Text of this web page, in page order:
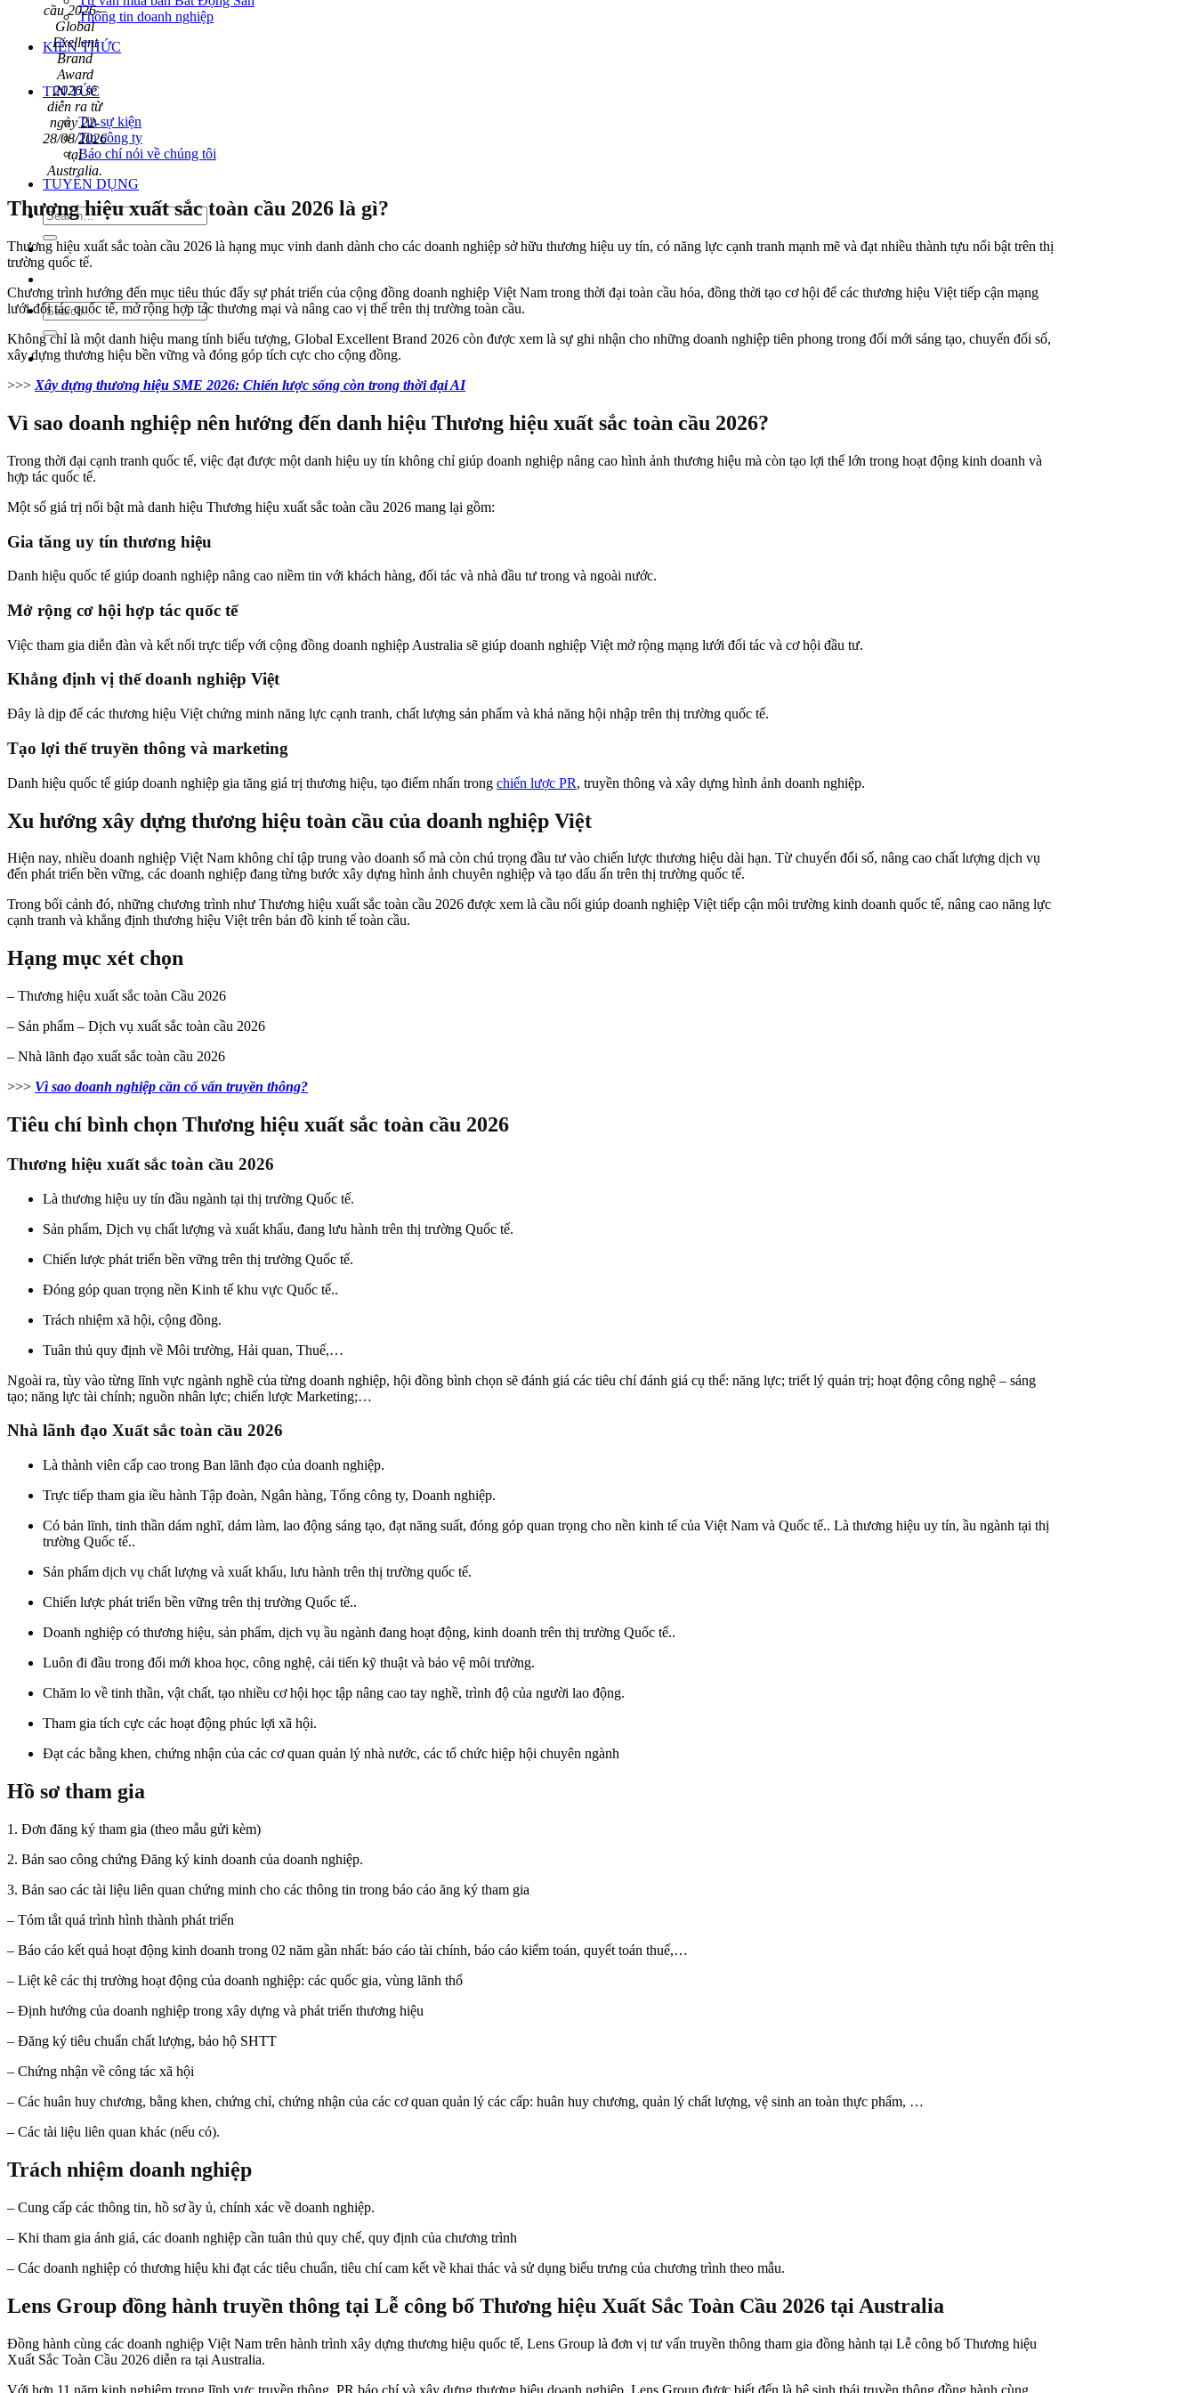
Thông tin doanh nghiệp
KIẾN THỨC
TIN TỨC
Tin sự kiện
Tin công ty
Báo chí nói về chúng tôi
TUYỂN DỤNG
cầu 2026 –
Global
Exellent
Brand
Award
2026 sẽ
diễn ra từ
ngày 22-
28/08/2026
tại
Australia.
Thương hiệu xuất sắc toàn cầu 2026 là gì?
Thương hiệu xuất sắc toàn cầu 2026 là hạng mục vinh danh dành cho các doanh nghiệp sở hữu thương hiệu uy tín, có năng lực cạnh tranh mạnh mẽ và đạt nhiều thành tựu nổi bật trên thị
trường quốc tế.
Chương trình hướng đến mục tiêu thúc đẩy sự phát triển của cộng đồng doanh nghiệp Việt Nam trong thời đại toàn cầu hóa, đồng thời tạo cơ hội để các thương hiệu Việt tiếp cận mạng
lưới đối tác quốc tế, mở rộng hợp tác thương mại và nâng cao vị thế trên thị trường toàn cầu.
Không chỉ là một danh hiệu mang tính biểu tượng, Global Excellent Brand 2026 còn được xem là sự ghi nhận cho những doanh nghiệp tiên phong trong đổi mới sáng tạo, chuyển đổi số,
xây dựng thương hiệu bền vững và đóng góp tích cực cho cộng đồng.
>>> Xây dựng thương hiệu SME 2026: Chiến lược sống còn trong thời đại AI
Vì sao doanh nghiệp nên hướng đến danh hiệu Thương hiệu xuất sắc toàn cầu 2026?
Trong thời đại cạnh tranh quốc tế, việc đạt được một danh hiệu uy tín không chỉ giúp doanh nghiệp nâng cao hình ảnh thương hiệu mà còn tạo lợi thế lớn trong hoạt động kinh doanh và
hợp tác quốc tế.
Một số giá trị nổi bật mà danh hiệu Thương hiệu xuất sắc toàn cầu 2026 mang lại gồm:
Gia tăng uy tín thương hiệu
Danh hiệu quốc tế giúp doanh nghiệp nâng cao niềm tin với khách hàng, đối tác và nhà đầu tư trong và ngoài nước.
Mở rộng cơ hội hợp tác quốc tế
Việc tham gia diễn đàn và kết nối trực tiếp với cộng đồng doanh nghiệp Australia sẽ giúp doanh nghiệp Việt mở rộng mạng lưới đối tác và cơ hội đầu tư.
Khẳng định vị thế doanh nghiệp Việt
Đây là dịp để các thương hiệu Việt chứng minh năng lực cạnh tranh, chất lượng sản phẩm và khả năng hội nhập trên thị trường quốc tế.
Tạo lợi thế truyền thông và marketing
Danh hiệu quốc tế giúp doanh nghiệp gia tăng giá trị thương hiệu, tạo điểm nhấn trong chiến lược PR, truyền thông và xây dựng hình ảnh doanh nghiệp.
Xu hướng xây dựng thương hiệu toàn cầu của doanh nghiệp Việt
Hiện nay, nhiều doanh nghiệp Việt Nam không chỉ tập trung vào doanh số mà còn chú trọng đầu tư vào chiến lược thương hiệu dài hạn. Từ chuyển đổi số, nâng cao chất lượng dịch vụ
đến phát triển bền vững, các doanh nghiệp đang từng bước xây dựng hình ảnh chuyên nghiệp và tạo dấu ấn trên thị trường quốc tế.
Trong bối cảnh đó, những chương trình như Thương hiệu xuất sắc toàn cầu 2026 được xem là cầu nối giúp doanh nghiệp Việt tiếp cận môi trường kinh doanh quốc tế, nâng cao năng lực
cạnh tranh và khẳng định thương hiệu Việt trên bản đồ kinh tế toàn cầu.
Hạng mục xét chọn
– Thương hiệu xuất sắc toàn Cầu 2026
– Sản phẩm – Dịch vụ xuất sắc toàn cầu 2026
– Nhà lãnh đạo xuất sắc toàn cầu 2026
>>> Vì sao doanh nghiệp cần cố vấn truyền thông?
Tiêu chí bình chọn Thương hiệu xuất sắc toàn cầu 2026
Thương hiệu xuất sắc toàn cầu 2026
Là thương hiệu uy tín đầu ngành tại thị trường Quốc tế.
Sản phẩm, Dịch vụ chất lượng và xuất khẩu, đang lưu hành trên thị trường Quốc tế.
Chiến lược phát triển bền vững trên thị trường Quốc tế.
Đóng góp quan trọng nền Kinh tế khu vực Quốc tế..
Trách nhiệm xã hội, cộng đồng.
Tuân thủ quy định về Môi trường, Hải quan, Thuế,…
Ngoài ra, tùy vào từng lĩnh vực ngành nghề của từng doanh nghiệp, hội đồng bình chọn sẽ đánh giá các tiêu chí đánh giá cụ thể: năng lực; triết lý quản trị; hoạt động công nghệ – sáng
tạo; năng lực tài chính; nguồn nhân lực; chiến lược Marketing;…
Nhà lãnh đạo Xuất sắc toàn cầu 2026
Là thành viên cấp cao trong Ban lãnh đạo của doanh nghiệp.
Trực tiếp tham gia iều hành Tập đoàn, Ngân hàng, Tổng công ty, Doanh nghiệp.
Có bản lĩnh, tinh thần dám nghĩ, dám làm, lao động sáng tạo, đạt năng suất, đóng góp quan trọng cho nền kinh tế của Việt Nam và Quốc tế.. Là thương hiệu uy tín, ầu ngành tại thị
trường Quốc tế..
Sản phẩm dịch vụ chất lượng và xuất khẩu, lưu hành trên thị trường quốc tế.
Chiến lược phát triển bền vững trên thị trường Quốc tế..
Doanh nghiệp có thương hiệu, sản phẩm, dịch vụ ầu ngành đang hoạt động, kinh doanh trên thị trường Quốc tế..
Luôn đi đầu trong đổi mới khoa học, công nghệ, cải tiến kỹ thuật và bảo vệ môi trường.
Chăm lo về tinh thần, vật chất, tạo nhiều cơ hội học tập nâng cao tay nghề, trình độ của người lao động.
Tham gia tích cực các hoạt động phúc lợi xã hội.
Đạt các bằng khen, chứng nhận của các cơ quan quản lý nhà nước, các tổ chức hiệp hội chuyên ngành
Hồ sơ tham gia
1. Đơn đăng ký tham gia (theo mẫu gửi kèm)
2. Bản sao công chứng Đăng ký kinh doanh của doanh nghiệp.
3. Bản sao các tài liệu liên quan chứng minh cho các thông tin trong báo cáo ăng ký tham gia
– Tóm tắt quá trình hình thành phát triển
– Báo cáo kết quả hoạt động kinh doanh trong 02 năm gần nhất: báo cáo tài chính, báo cáo kiểm toán, quyết toán thuế,…
– Liệt kê các thị trường hoạt động của doanh nghiệp: các quốc gia, vùng lãnh thổ
– Định hướng của doanh nghiệp trong xây dựng và phát triển thương hiệu
– Đăng ký tiêu chuẩn chất lượng, bảo hộ SHTT
– Chứng nhận về công tác xã hội
– Các huân huy chương, bằng khen, chứng chỉ, chứng nhận của các cơ quan quản lý các cấp: huân huy chương, quản lý chất lượng, vệ sinh an toàn thực phẩm, …
– Các tài liệu liên quan khác (nếu có).
Trách nhiệm doanh nghiệp
– Cung cấp các thông tin, hồ sơ ầy ủ, chính xác về doanh nghiệp.
– Khi tham gia ánh giá, các doanh nghiệp cần tuân thủ quy chế, quy định của chương trình
– Các doanh nghiệp có thương hiệu khi đạt các tiêu chuẩn, tiêu chí cam kết về khai thác và sử dụng biểu trưng của chương trình theo mẫu.
Lens Group đồng hành truyền thông tại Lễ công bố Thương hiệu Xuất Sắc Toàn Cầu 2026 tại Australia
Đồng hành cùng các doanh nghiệp Việt Nam trên hành trình xây dựng thương hiệu quốc tế, Lens Group là đơn vị tư vấn truyền thông tham gia đồng hành tại Lễ công bố Thương hiệu
Xuất Sắc Toàn Cầu 2026 diễn ra tại Australia.
Với hơn 11 năm kinh nghiệm trong lĩnh vực truyền thông, PR báo chí và xây dựng thương hiệu doanh nghiệp, Lens Group được biết đến là hệ sinh thái truyền thông đồng hành cùng